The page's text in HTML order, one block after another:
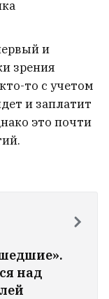
и
зрения
то с учетом
и заплатит
это почти
над